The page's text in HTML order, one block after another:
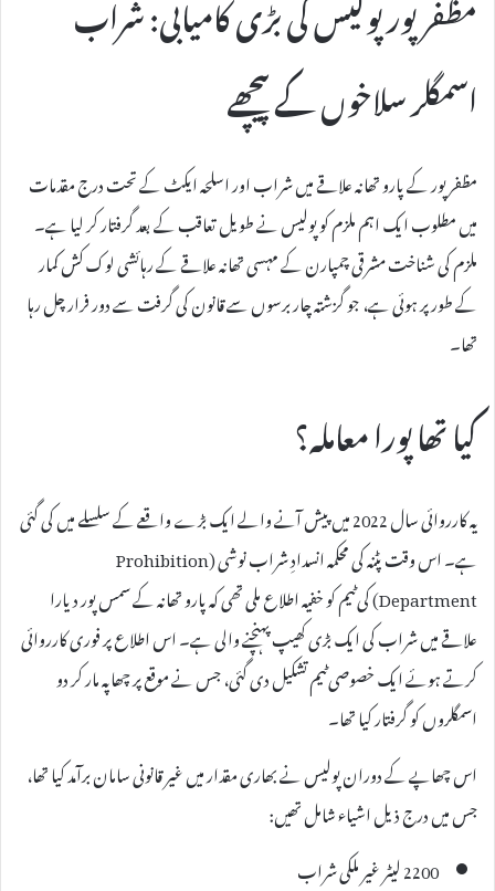
اسمگلر سلاخوں کے پیچھے
مظفرپور کے پارو تھانہ علاقے میں شراب اور اسلحہ ایکٹ کے تحت درج مقدمات
میں مطلوب ایک اہم ملزم کو پولیس نے طویل تعاقب کے بعد گرفتار کر لیا ہے۔
ملزم کی شناخت مشرقی چمپارن کے مہسی تھانہ علاقے کے رہائشی لوک کش کمار
کے طور پر ہوئی ہے، جو گزشتہ چار برسوں سے قانون کی گرفت سے دور فرار چل رہا
تھا۔
کیا تھا پورا معاملہ؟
یہ کارروائی سال 2022 میں پیش آنے والے ایک بڑے واقعے کے سلسلے میں کی گئی
ہے۔ اس وقت پٹنہ کی محکمہ انسدادِ شراب نوشی (Prohibition
Department) کی ٹیم کو خفیہ اطلاع ملی تھی کہ پارو تھانہ کے سمس پور دیارا
علاقے میں شراب کی ایک بڑی کھیپ پہنچنے والی ہے۔ اس اطلاع پر فوری کارروائی
کرتے ہوئے ایک خصوصی ٹیم تشکیل دی گئی، جس نے موقع پر چھاپہ مار کر دو
اسمگلروں کو گرفتار کیا تھا۔
اس چھاپے کے دوران پولیس نے بھاری مقدار میں غیر قانونی سامان برآمد کیا تھا،
جس میں درج ذیل اشیاء شامل تھیں:
2200 لیٹر غیر ملکی شراب